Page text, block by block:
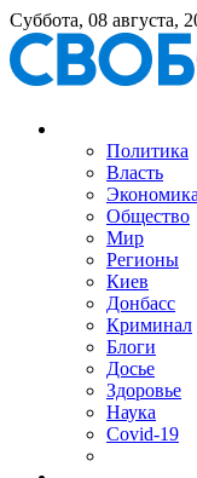
Суббота, 08 августа,
Политика
Власть
Экономика
Общество
Мир
Регионы
Киев
Донбасс
Криминал
Блоги
Досье
Здоровье
Наука
Covid-19